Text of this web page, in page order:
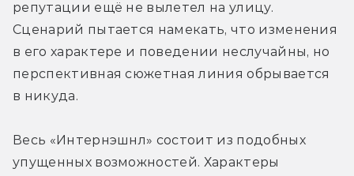
репутации ещё не вылетел на улицу.
Сценарий пытается намекать, что изменения
в его характере и поведении неслучайны, но
перспективная сюжетная линия обрывается
в никуда.
Весь «Интернэшнл» состоит из подобных
упущенных возможностей. Характеры